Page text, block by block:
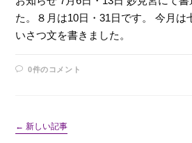
た。８月は10日・31日です。 今月は
いさつ文を書きました。
0件のコメント
← 新しい記事